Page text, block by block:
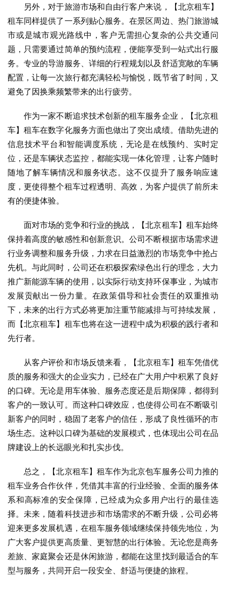
另外，对于旅游市场和自由行客户来说，【北京租车】
租车同样提供了一系列贴心服务。在景区周边、热门旅游城
市或是城市观光路线中，客户无需担心复杂的公共交通问
题，只需要通过简单的预约流程，便能享受到一站式出行服
务。专业的导游服务、详细的行程规划以及舒适宽敞的车辆
配置，让每一次旅行都充满轻松与愉悦，既节省了时间，又
避免了因换乘频繁带来的出行疲劳。
作为一家不断追求技术创新的租车服务企业，【北京租
车】租车在数字化服务方面也做出了突出成绩。借助先进的
信息技术平台和智能调度系统，无论是在线预约、实时定
位，还是车辆状态监控，都能实现一体化管理，让客户随时
随地了解车辆情况和服务状态。这不仅提升了服务响应速
度，更使得整个租车过程透明、高效，为客户提供了前所未
有的便捷体验。
面对市场的竞争和行业的挑战，【北京租车】租车始终
保持着高度的敏感性和创新意识。公司不断根据市场需求进
行业务调整和服务升级，力求在日益激烈的市场竞争中抢占
先机。与此同时，公司还在积极探索绿色出行的理念，大力
推广新能源车辆的使用，以实际行动支持环保事业，为城市
发展贡献出一份力量。在政策倡导和社会责任的双重推动
下，未来的出行方式必将更加注重节能减排与可持续发展，
而【北京租车】租车也将在这一进程中成为积极的践行者和
先行者。
从客户评价和市场反馈来看，【北京租车】租车凭借优
质的服务和强大的企业实力，已经在广大用户中积累了良好
的口碑。无论是用车体验、服务态度还是后期保障，都得到
客户的一致认可。而这种口碑效应，也使得公司在不断吸引
新客户的同时，稳固了老客户的信任，形成了良性循环的市
场生态。这种以口碑为基础的发展模式，也体现出公司在品
牌建设上的长远眼光和扎实步伐。
总之，【北京租车】租车作为北京包车服务公司力推的
租车业务合作伙伴，凭借其丰富的行业经验、全面的服务体
系和高标准的安全保障，已经成为众多用户出行的最佳选
择。未来，随着科技进步和市场需求的不断升级，公司必将
迎来更多发展机遇，在租车服务领域继续保持领先地位，为
广大客户提供更高质量、更智慧的出行体验。无论您是商务
差旅、家庭聚会还是休闲旅游，都能在这里找到最适合的车
型与服务，共同开启一段安全、舒适与便捷的旅程。